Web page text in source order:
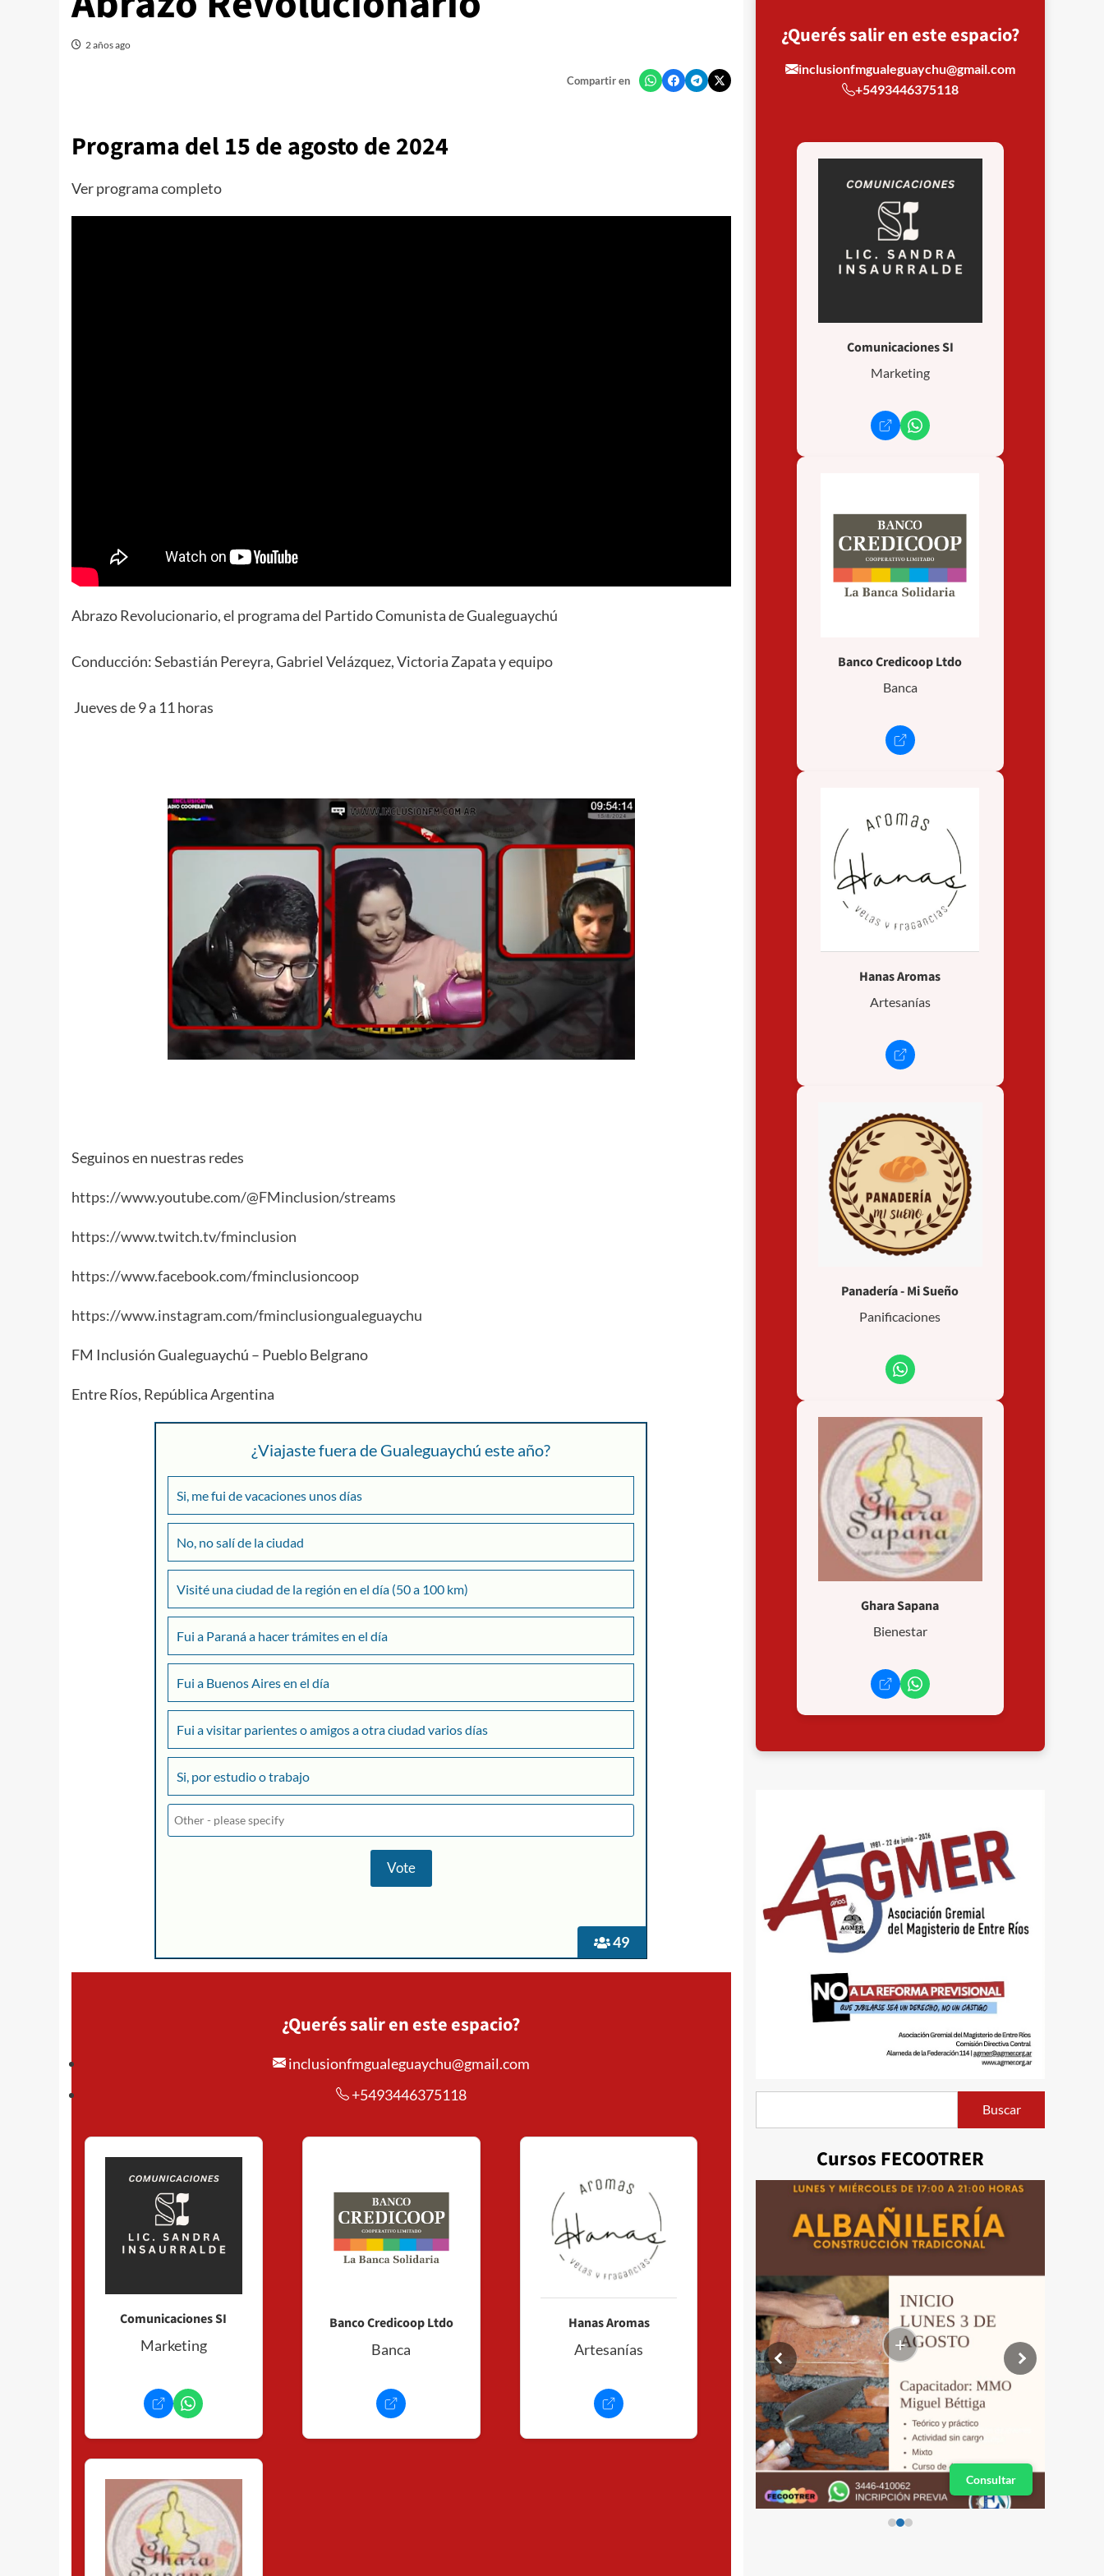
2 años ago
Compartir en
Programa del 15 de agosto de 2024
Ver programa completo
Abrazo Revolucionario, el programa del Partido Comunista de Gualeguaychú
Conducción: Sebastián Pereyra, Gabriel Velázquez, Victoria Zapata y equipo
Jueves de 9 a 11 horas
Seguinos en nuestras redes
https://www.youtube.com/@FMinclusion/streams
https://www.twitch.tv/fminclusion
https://www.facebook.com/fminclusioncoop
https://www.instagram.com/fminclusiongualeguaychu
FM Inclusión Gualeguaychú – Pueblo Belgrano
Entre Ríos, República Argentina
49
¿Viajaste fuera de Gualeguaychú este año?
Si, me fui de vacaciones unos días
No, no salí de la ciudad
Visité una ciudad de la región en el día (50 a 100 km)
Fui a Paraná a hacer trámites en el día
Fui a Buenos Aires en el día
Fui a visitar parientes o amigos a otra ciudad varios días
Si, por estudio o trabajo
¿Querés salir en este espacio?
inclusionfmgualeguaychu@gmail.com
+5493446375118
Comunicaciones SI
Marketing
Banco Credicoop Ltdo
Banca
Hanas Aromas
Artesanías
¿Querés salir en este espacio?
inclusionfmgualeguaychu@gmail.com
+5493446375118
Comunicaciones SI
Marketing
Banco Credicoop Ltdo
Banca
Hanas Aromas
Artesanías
Panadería - Mi Sueño
Panificaciones
Ghara Sapana
Bienestar
Buscar
Cursos FECOOTRER
+ +
Consultar